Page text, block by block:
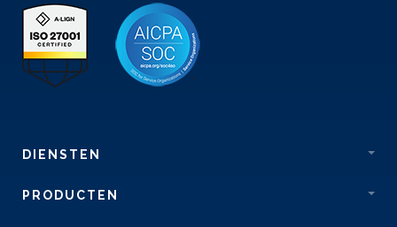
DIENSTEN
PRODUCTEN